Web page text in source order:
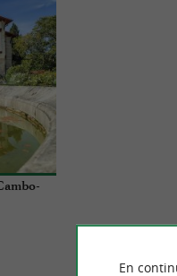
En